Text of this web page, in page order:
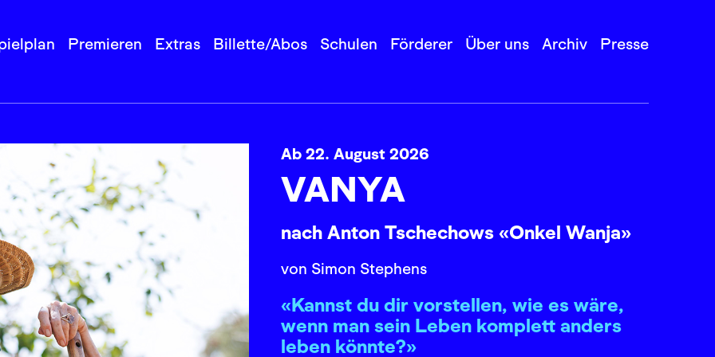
Premieren Extras Billette/Abos Schulen Förderer Über uns Archiv Presse
Ab 22. August 2026
VANYA
nach Anton Tschechows «Onkel Wanja»
von Simon Stephens
«Kannst du dir vorstellen, wie es wäre,
wenn man sein Leben komplett anders
leben könnte?»